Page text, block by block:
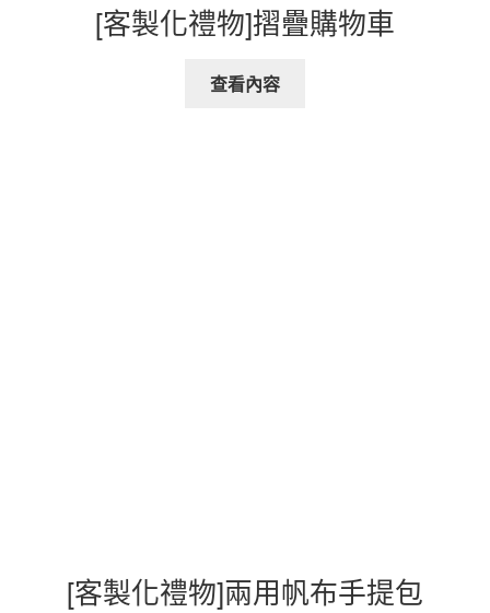
[客製化禮物]摺疊購物車
查看內容
[客製化禮物]兩用帆布手提包